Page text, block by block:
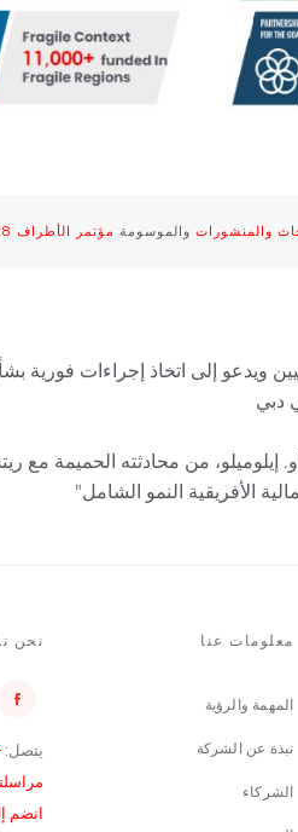
والمنشورات والموسومة مؤتمر الأطراف 28
ويدعو إلى اتخاذ إجراءات فورية
من محادثته الحميمة مع
الأفريقية النمو الشامل"
نحن
يتصل: 5
انضم
معلومات عنا
المهمة والرؤية
نبذة عن الشركة
الشركاء